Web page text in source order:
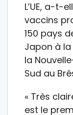
L’UE, a-t-
vaccins
150 pays
Japon à la
la
Sud au
« Très
est le